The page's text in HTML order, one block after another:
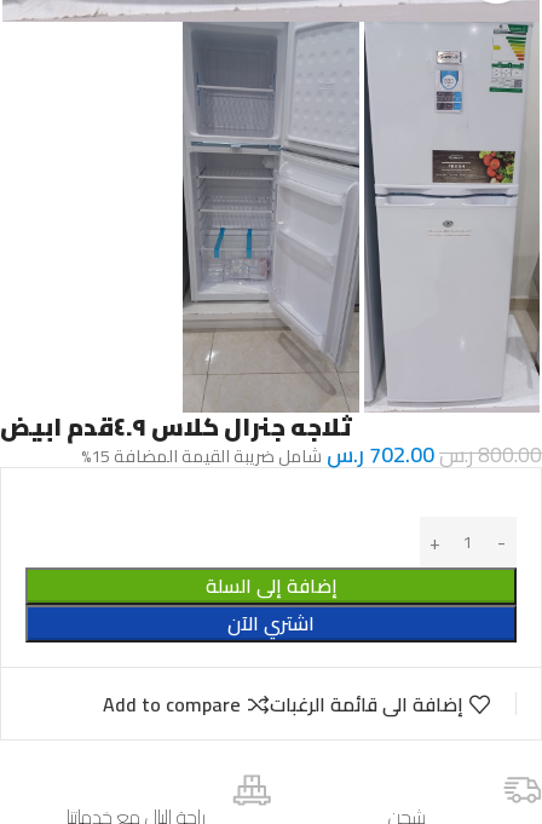
ثلاجه جنرال كلاس ٤.٩قدم ابيض
800.00ر.س702.00ر.س شامل ضريبة القيمة المضافة 15%
إضافة إلى السلة
اشتري الآن
إضافة الى قائمة الرغبات Add to compare
شحن راحة البال مع خدماتنا